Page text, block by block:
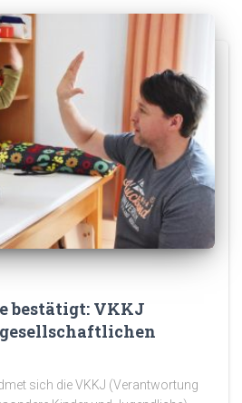
bestätigt: VKKJ
sich die VKKJ (Verantwortung